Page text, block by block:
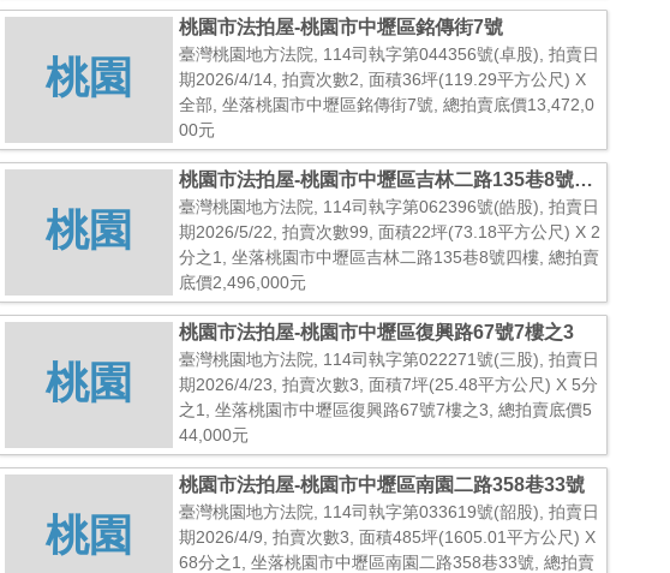
桃園
桃園市法拍屋-桃園市中壢區銘傳街7號
臺灣桃園地方法院, 114司執字第044356號(卓股), 拍賣日
期2026/4/14, 拍賣次數2, 面積36坪(119.29平方公尺) X
全部, 坐落桃園市中壢區銘傳街7號, 總拍賣底價13,472,0
00元
桃園
桃園市法拍屋-桃園市中壢區吉林二路135巷8號四
樓
臺灣桃園地方法院, 114司執字第062396號(皓股), 拍賣日
期2026/5/22, 拍賣次數99, 面積22坪(73.18平方公尺) X 2
分之1, 坐落桃園市中壢區吉林二路135巷8號四樓, 總拍賣
底價2,496,000元
桃園
桃園市法拍屋-桃園市中壢區復興路67號7樓之3
臺灣桃園地方法院, 114司執字第022271號(三股), 拍賣日
期2026/4/23, 拍賣次數3, 面積7坪(25.48平方公尺) X 5分
之1, 坐落桃園市中壢區復興路67號7樓之3, 總拍賣底價5
44,000元
桃園
桃園市法拍屋-桃園市中壢區南園二路358巷33號
臺灣桃園地方法院, 114司執字第033619號(韶股), 拍賣日
期2026/4/9, 拍賣次數3, 面積485坪(1605.01平方公尺) X
68分之1, 坐落桃園市中壢區南園二路358巷33號, 總拍賣